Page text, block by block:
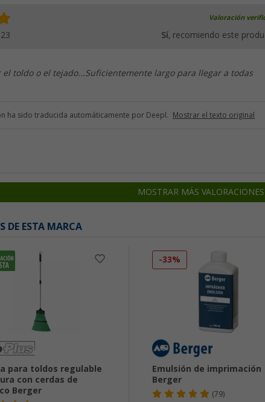
Valoración
Sí, recomiendo este
toldo o el tejado...Suficientemente largo para llegar a todas
ha sido traducida automáticamente por Deepl. Mostrar el texto original
MOSTRAR MÁS VALORACIONES
DE ESTA MARCA
para toldos regulable
con cerdas de
Berger
-33%
Emulsión de imprimación
Berger
(79)